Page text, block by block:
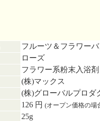
フルーツ＆フラワー
ローズ
フラワー系粉末入浴
(株)マックス
(株)グローバルプロ
126 円 (オープン価格の場
25g